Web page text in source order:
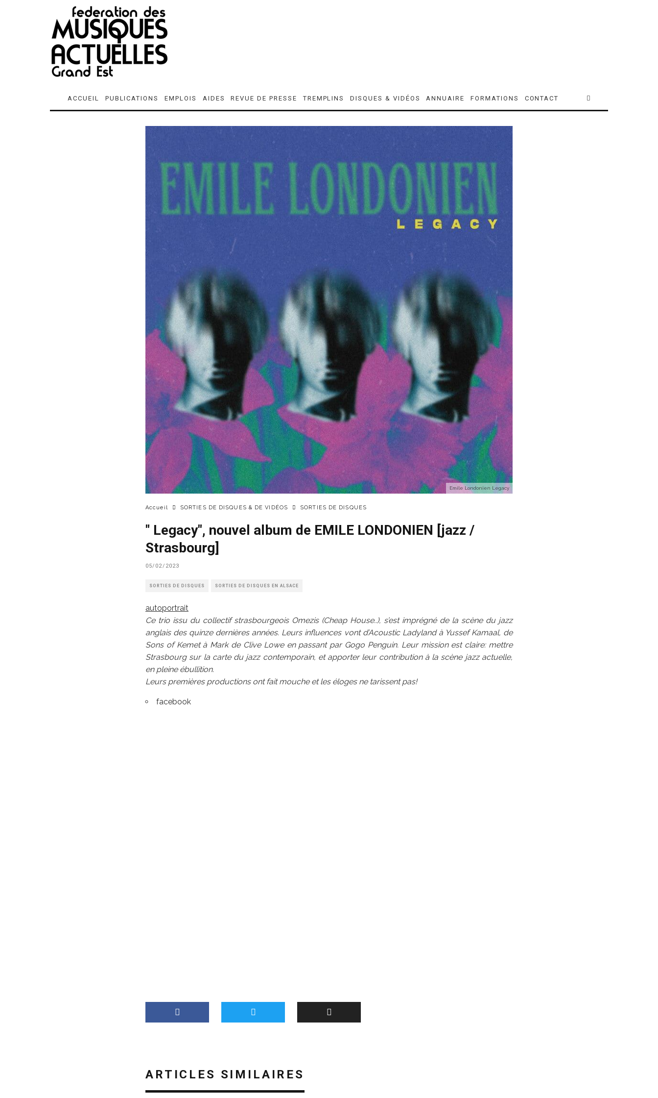
ACCUEIL PUBLICATIONS EMPLOIS AIDES REVUE DE PRESSE TREMPLINS DISQUES & VIDÉOS ANNUAIRE FORMATIONS CONTACT
Emile Londonien Legacy
Accueil SORTIES DE DISQUES & DE VIDÉOS SORTIES DE DISQUES
" Legacy", nouvel album de EMILE LONDONIEN [jazz /
Strasbourg]
05/02/2023
SORTIES DE DISQUES SORTIES DE DISQUES EN ALSACE
autoportrait
Ce trio issu du collectif strasbourgeois Omezis (Cheap House..), s’est imprégné de la scène du jazz
anglais des quinze dernières années. Leurs influences vont d’Acoustic Ladyland à Yussef Kamaal, de
Sons of Kemet à Mark de Clive Lowe en passant par Gogo Penguin. Leur mission est claire: mettre
Strasbourg sur la carte du jazz contemporain, et apporter leur contribution à la scène jazz actuelle,
en pleine ébullition.
Leurs premières productions ont fait mouche et les éloges ne tarissent pas!
facebook
ARTICLES SIMILAIRES